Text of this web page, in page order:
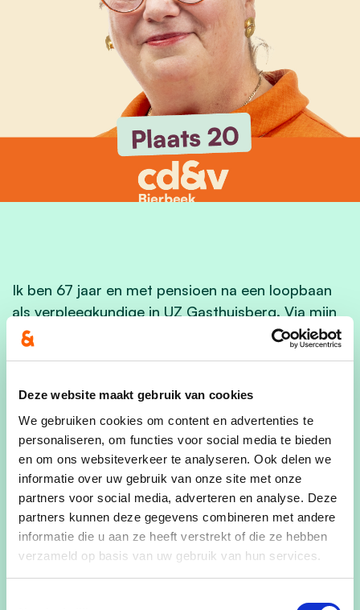
Deze website maakt gebruik van cookies
We gebruiken cookies om content en advertenties te
personaliseren, om functies voor social media te bieden
en om ons websiteverkeer te analyseren. Ook delen we
informatie over uw gebruik van onze site met onze
partners voor social media, adverteren en analyse. Deze
partners kunnen deze gegevens combineren met andere
informatie die u aan ze heeft verstrekt of die ze hebben
verzameld op basis van uw gebruik van hun services.
Ik ben 67 jaar en met pensioen na een loopbaan
als verpleegkundige in UZ Gasthuisberg. Via mijn
grote liefde, mijn echtgenoot Jan Verlinden, rolde
Bierbeek waar onze kinderen Wim, Joris,
Jonathan en Robin geboren werden. Die hebben
intussen allemaal hun eigen leven. Jan en ik zijn
overgelukkige grootouders van vier kleinkinderen.
“Zorg en aandacht voor iedereen”
“De aantrekkingskracht van het sterk ontwikkelde
verenigingsleven in Bierbeek is dat je er mensen
ontmoet. Dat is meer dan een vluchtige goeiedag